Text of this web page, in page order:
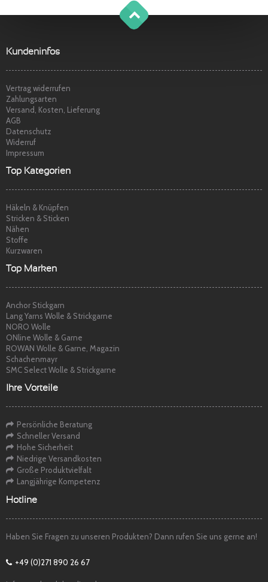
Claudia W.am08.09.2014
Marina S.am22.04.2014
g
o
t
o
o
Kundeninfos
Vertrag widerrufen
Zahlungsarten
Versand, Kosten, Lieferung
AGB
Datenschutz
Widerruf
Impressum
Top Kategorien
Häkeln & Knüpfen
Stricken & Sticken
Nähen
Stoffe
Kurzwaren
Top Marken
Anchor Stickgarn
Lang Yarns Wolle & Strickgarne
NORO Wolle
ONline Wolle & Garne
ROWAN Wolle & Garne, Magazin
Schachenmayr
SMC Select Wolle & Strickgarne
Ihre Vorteile
Persönliche Beratung
Schneller Versand
Hohe Sicherheit
Niedrige Versandkosten
Große Produktvielfalt
Langjährige Kompetenz
Hotline
Haben Sie Fragen zu unseren Produkten? Dann rufen Sie uns gerne an!
+49 (0)271 890 26 67